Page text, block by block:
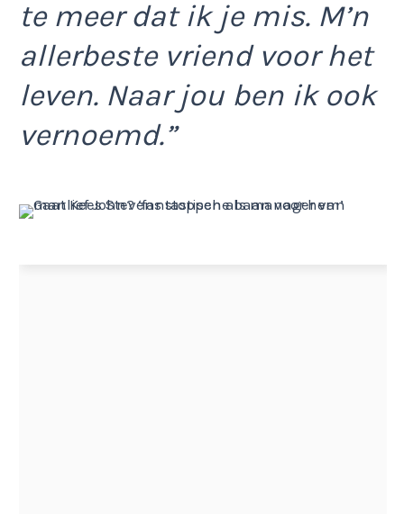
te meer dat ik je mis. M’n
allerbeste vriend voor het
leven. Naar jou ben ik ook
vernoemd.”